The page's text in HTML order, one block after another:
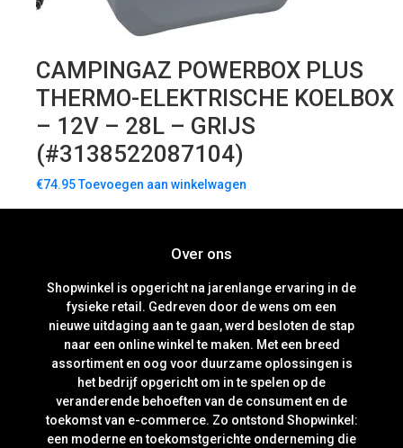
CAMPINGAZ POWERBOX PLUS
THERMO-ELEKTRISCHE KOELBOX
– 12V – 28L – GRIJS
(#3138522087104)
€74.95Toevoegen aan winkelwagen
Over ons
Shopwinkel is opgericht na jarenlange ervaring in de
fysieke retail. Gedreven door de wens om een
nieuwe uitdaging aan te gaan, werd besloten de stap
naar een online winkel te maken. Met een breed
assortiment en oog voor duurzame oplossingen is
het bedrijf opgericht om in te spelen op de
veranderende behoeften van de consument en de
toekomst van e-commerce. Zo ontstond Shopwinkel:
een moderne en toekomstgerichte onderneming die